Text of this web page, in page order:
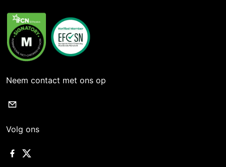
Neem contact met ons op
Volg ons